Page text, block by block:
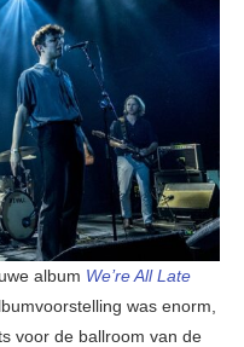
album We’re All Late
was enorm,
voor de ballroom van de